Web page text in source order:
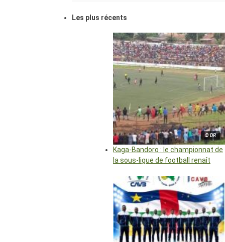
Les plus récents
© DR
Kaga-Bandoro : le championnat de
la sous-ligue de football renaît